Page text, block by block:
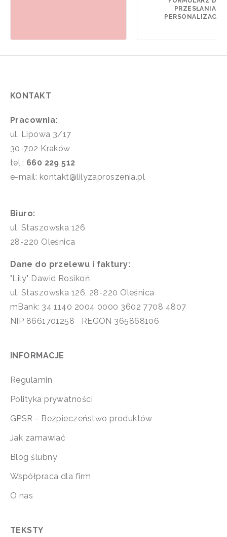
PRZESŁANIA
PERSONALIZACJI).
KONTAKT
Pracownia:
ul. Lipowa 3/17
30-702 Kraków
tel.: 660 229 512
e-mail: kontakt@lilyzaproszenia.pl
Biuro:
ul. Staszowska 126
28-220 Oleśnica
Dane do przelewu i faktury:
"Lily" Dawid Rosikoń
ul. Staszowska 126, 28-220 Oleśnica
mBank: 34 1140 2004 0000 3602 7708 4807
NIP 8661701258 REGON 365868106
INFORMACJE
Regulamin
Polityka prywatności
GPSR - Bezpieczeństwo produktów
Jak zamawiać
Blog ślubny
Współpraca dla firm
O nas
TEKSTY